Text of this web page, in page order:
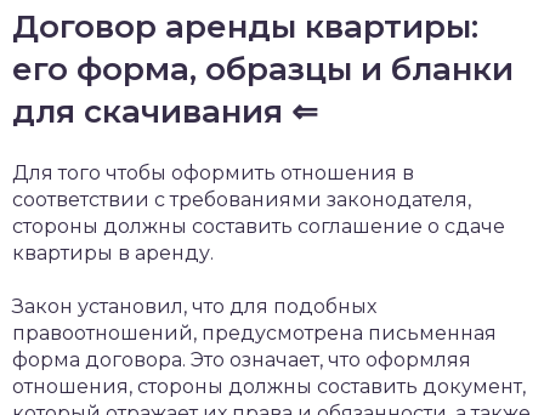
Договор аренды квартиры:
его форма, образцы и бланки
для скачивания ⇐
Для того чтобы оформить отношения в
соответствии с требованиями законодателя,
стороны должны составить соглашение о сдаче
квартиры в аренду.
Закон установил, что для подобных
правоотношений, предусмотрена письменная
форма договора. Это означает, что оформляя
отношения, стороны должны составить документ,